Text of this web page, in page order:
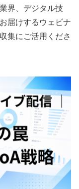
界、デジタル技
届けするウェビナ
集にご活用くださ